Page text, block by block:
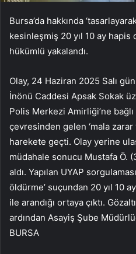
Bursa’da hakkında
kesinleşmiş 20 yıl 10 ay hapis
hükümlü yakalandı.
Olay, 24 Haziran 2025 Salı
İnönü Caddesi Apsak Sokak
Polis Merkezi Amirliği’ne
çevresinden gelen ‘mala zarar
harekete geçti. Olay yerine
müdahale sonucu Mustafa Ö.
aldı. Yapılan UYAP
öldürme’ suçundan 20 yıl 10
ile arandığı ortaya çıktı.
ardından Asayiş Şube
BURSA